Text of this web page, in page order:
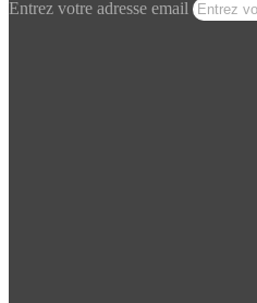
Entrez votre adresse email